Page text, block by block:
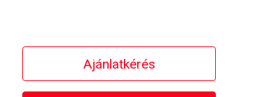
Ajánlatkérés